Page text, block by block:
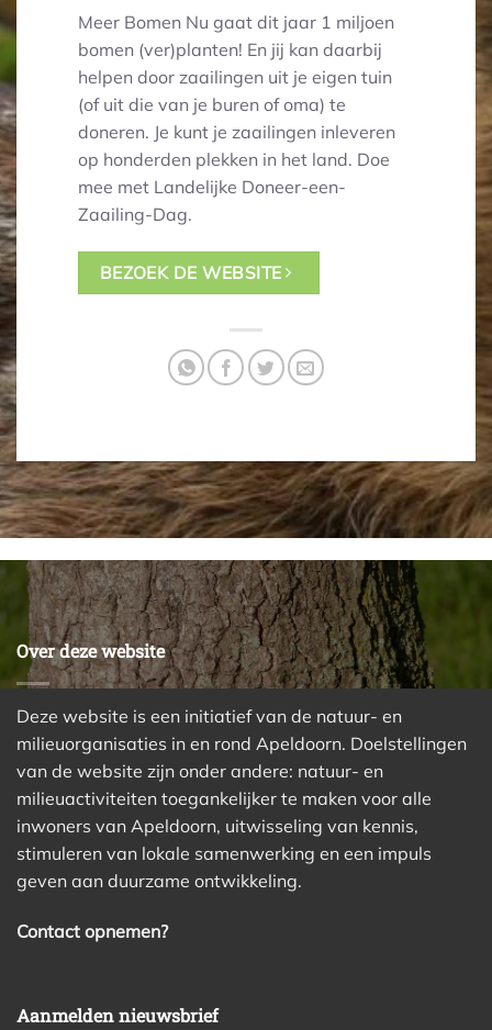
Meer Bomen Nu gaat dit jaar 1 miljoen
bomen (ver)planten! En jij kan daarbij
helpen door zaailingen uit je eigen tuin
(of uit die van je buren of oma) te
doneren. Je kunt je zaailingen inleveren
op honderden plekken in het land. Doe
mee met Landelijke Doneer-een-
Zaailing-Dag.
BEZOEK DE WEBSITE
Over deze website
Deze website is een initiatief van de natuur- en
milieuorganisaties in en rond Apeldoorn. Doelstellingen
van de website zijn onder andere: natuur- en
milieuactiviteiten toegankelijker te maken voor alle
inwoners van Apeldoorn, uitwisseling van kennis,
stimuleren van lokale samenwerking en een impuls
geven aan duurzame ontwikkeling.
Contact opnemen?
Aanmelden nieuwsbrief